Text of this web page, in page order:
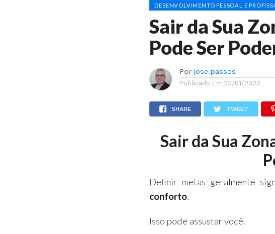
DESENVOLVIMENTO PESSOAL E
Sair da Sua
Pode Ser
Por jose.passos
Publicado Em 23/01/2022
SHARE TWEET
Sair da Sua
Definir metas geralmente
conforto.
Isso pode assustar você.